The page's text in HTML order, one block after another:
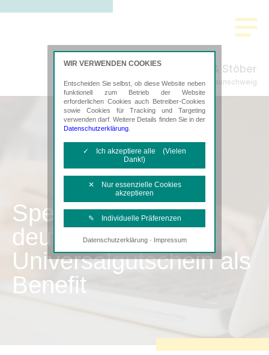
Tischer & Stöber
Steuerberatung in Braunschweig
SpenditCard –
deutschlandweiter
Universalgutschein als
Benefit
WIR VERWENDEN COOKIES
Entscheiden Sie selbst, ob diese Website neben
funktionell zum Betrieb der Website
erforderlichen Cookies auch Betreiber-Cookies
sowie Cookies für Tracking und Targeting
verwenden darf. Weitere Details finden Sie in der
Datenschutzerklärung
✓ Ich akzeptiere alle (Vielen
Dank!)
✕ Nur essenzielle Cookies
akzeptieren
✎ Individuelle Präferenzen
Notwendige Cookies
Diese Cookies sind erforderlich, um die
grundlegende Funktionalität der Website
zu sichern.
Angebotes einschließlich der
Datenschutzerklärung· Impressum